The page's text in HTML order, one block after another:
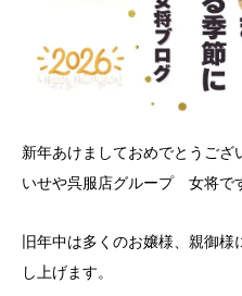
新年あけましておめでとうござ
いせや呉服店グループ 女将で
旧年中は多くのお嬢様、親御
し上げます。